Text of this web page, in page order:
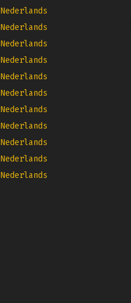
Nederlands
Nederlands
Nederlands
Nederlands
Nederlands
Nederlands
Nederlands
Nederlands
Nederlands
Nederlands
Nederlands